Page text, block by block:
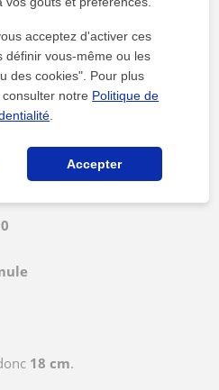
18 cm.
acceptez d'activer ces
définir vous-même ou les
des cookies". Pour plus
notre Politique de
Accepter